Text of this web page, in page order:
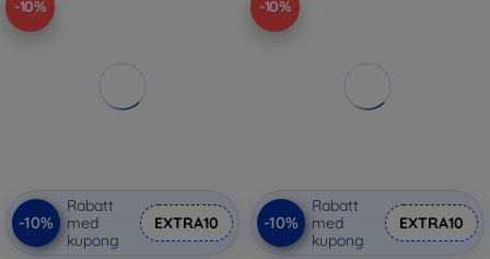
-10%
-10%
Rabatt
med
kupong
EXTRA10
-10%
-10%
Rabatt
med
kupong
EXTRA10